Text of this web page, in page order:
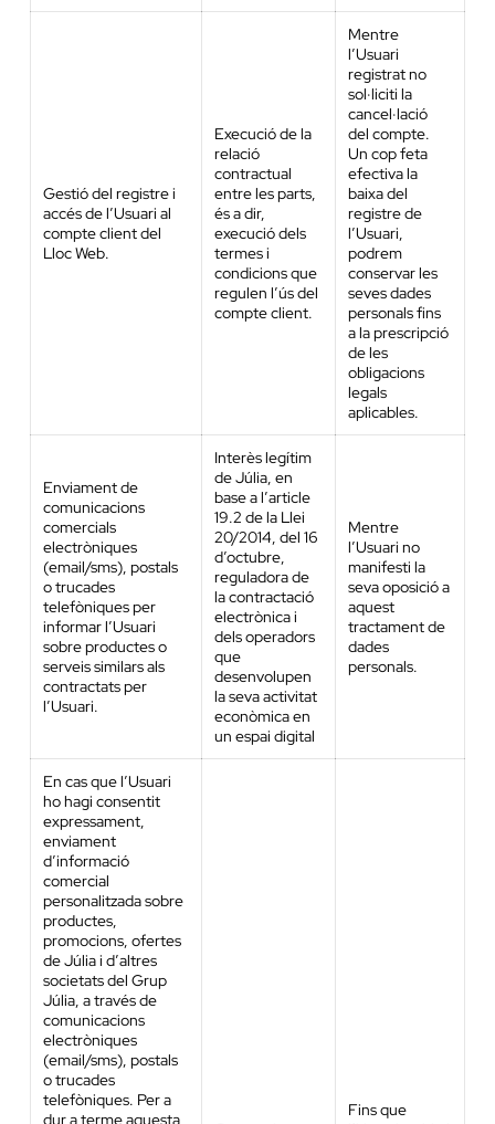
Gestió del registre i
accés de l’Usuari al
compte client del
Lloc Web.
Execució de la
relació
contractual
entre les parts,
és a dir,
execució dels
termes i
condicions que
regulen l’ús del
compte client.
Mentre
l’Usuari
registrat no
sol·liciti la
cancel·lació
del compte.
Un cop feta
efectiva la
baixa del
registre de
l’Usuari,
podrem
conservar les
seves dades
personals fins
a la prescripció
de les
obligacions
legals
aplicables.
Enviament de
comunicacions
comercials
electròniques
(email/sms), postals
o trucades
telefòniques per
informar l’Usuari
sobre productes o
serveis similars als
contractats per
l’Usuari.
Interès legítim
de Júlia, en
base a l’article
19.2 de la Llei
20/2014, del 16
d’octubre,
reguladora de
la contractació
electrònica i
dels operadors
que
desenvolupen
la seva activitat
econòmica en
un espai digital
Mentre
l’Usuari no
manifesti la
seva oposició a
aquest
tractament de
dades
personals.
En cas que l’Usuari
ho hagi consentit
expressament,
enviament
d’informació
comercial
personalitzada sobre
productes,
promocions, ofertes
de Júlia i d’altres
societats del Grup
Júlia, a través de
comunicacions
electròniques
(email/sms), postals
o trucades
telefòniques. Per a
dur a terme aquesta
Fins que